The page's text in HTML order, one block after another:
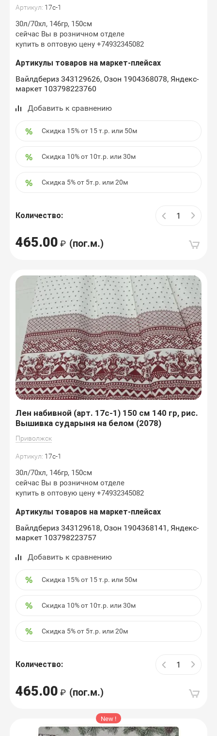
Артикул: 17с-1
30л/70хл, 146гр, 150см
сейчас Вы в розничном отделе
купить в оптовую цену +74932345082
Артикулы товаров на маркет-плейсах
Вайлдбериз 343129626, Озон 1904368078, Яндекс-
маркет 103798223760
Добавить к сравнению
Скидка 15% от 15 т.р. или 50м
Скидка 10% от 10т.р. или 30м
Скидка 5% от 5т.р. или 20м
Количество:
465.00 (пог.м.)
Лен набивной (арт. 17с-1) 150 см 140 гр, рис.
Вышивка сударыня на белом (2078)
Приволжск
Артикул: 17с-1
30л/70хл, 146гр, 150см
сейчас Вы в розничном отделе
купить в оптовую цену +74932345082
Артикулы товаров на маркет-плейсах
Вайлдбериз 343129618, Озон 1904368141, Яндекс-
маркет 103798223757
Добавить к сравнению
Скидка 15% от 15 т.р. или 50м
Скидка 10% от 10т.р. или 30м
Скидка 5% от 5т.р. или 20м
Количество:
465.00 (пог.м.)
New !